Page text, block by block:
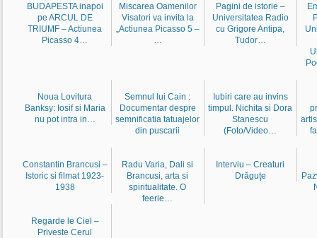
BUDAPESTA inapoi
pe ARCUL DE
TRIUMF – Actiunea
Picasso 4…
Miscarea Oamenilor
Visatori va invita la
„Actiunea Picasso 5 –
Pagini de istorie –
Universitatea Radio
cu Grigore Antipa,
Tudor…
Noua Lovitura
Banksy: Iosif si Maria
nu pot intra in…
Semnul lui Cain :
Documentar despre
semnificatia tatuajelor
din puscarii
Iubiri care au invins
timpul. Nichita si Dora
Stanescu
(Foto/Video…
Constantin Brancusi –
Istoric si filmat 1923-
1938
Radu Varia, Dali si
Brancusi, arta si
spiritualitate. O
feerie…
Interviu – Creaturi
Drăguţe
Regarde le Ciel –
Priveste Cerul